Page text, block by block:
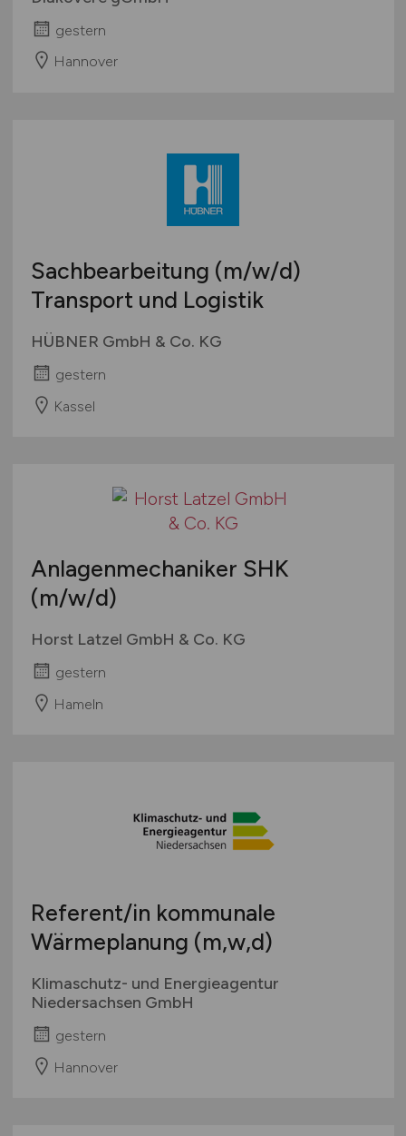
gestern
Hannover
Sachbearbeitung (m/w/d)
Transport und Logistik
HÜBNER GmbH & Co. KG
gestern
Kassel
Anlagenmechaniker SHK
(m/w/d)
Horst Latzel GmbH & Co. KG
gestern
Hameln
Referent/in kommunale
Wärmeplanung (m,w,d)
Klimaschutz- und Energieagentur
Niedersachsen GmbH
gestern
Hannover